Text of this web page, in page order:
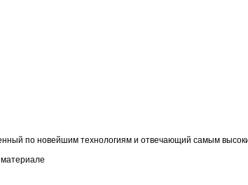
по новейшим технологиям и отвечающий самым